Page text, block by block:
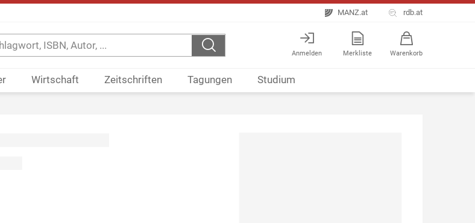
MANZ.at rdb.at
Anmelden Merkliste Warenkorb
Wirtschaft Zeitschriften Tagungen Studium